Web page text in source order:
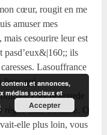
cœur, rougit en me
amuser mes
cesourire leur est
pasd’eux&|160;; ils
Lasouffrance
liens qui
Clochegourde
sans obstacle. O
elle plus loin, vous
et annonces,
médias sociaux et
Accepter